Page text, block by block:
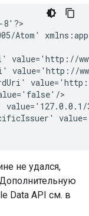
8'?>
Atom'
value='http://
value='http://
>
не удался,
Data API см. в